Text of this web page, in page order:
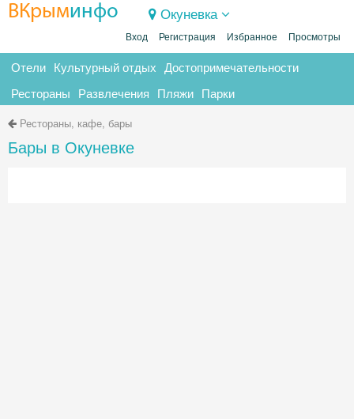
ВКрыминфо Окуневка
Вход Регистрация Избранное Просмотры
Отели Культурный отдых Достопримечательности
Рестораны Развлечения Пляжи Парки
Рестораны, кафе, бары
Бары в Окуневке